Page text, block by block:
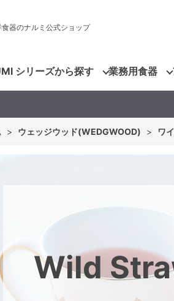
器のナルミ公式ショップ
シリーズから探す 業務用食器
> ウェッジウッド(WEDGWOOD) > ワ
Wild